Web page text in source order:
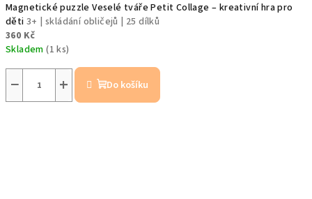
Magnetické puzzle Veselé tváře Petit Collage – kreativní hra pro
děti 3+ | skládání obličejů | 25 dílků
360 Kč
Skladem(1 ks)
+
− Do košíku